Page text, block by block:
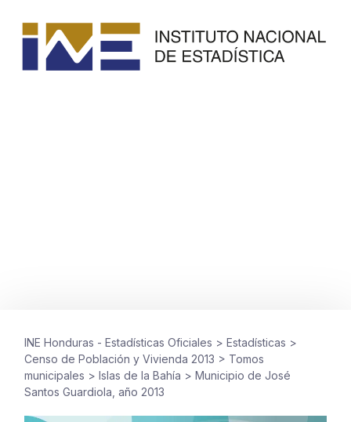
INE Honduras - Estadísticas Oficiales > Estadísticas >
Censo de Población y Vivienda 2013 > Tomos
municipales > Islas de la Bahía > Municipio de José
Santos Guardiola, año 2013